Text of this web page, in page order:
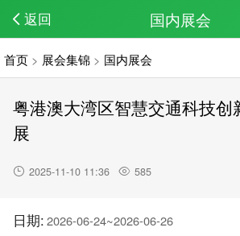
返回 国内展会
首页 > 展会集锦 > 国内展会
粤港澳大湾区智慧交通科技创
展
2025-11-10 11:36 585
日期:2026-06-24~2026-06-26